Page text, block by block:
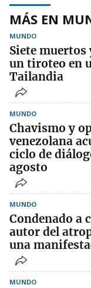
MÁS EN
MUNDO
Siete muertos
un tiroteo en
Tailandia
MUNDO
Chavismo y
venezolana
ciclo de
agosto
MUNDO
Condenado a
autor del
una
MUNDO